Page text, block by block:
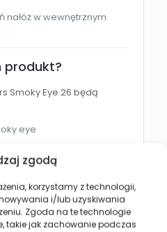
zgodą
korzystamy z technologii,
i/lub uzyskiwania
Zgoda na te technologie
takie jak zachowanie podczas
nałóż w wewnętrznym
produkt?
Smoky Eye 26 będą
eye
cieni do powiek
kolorów
i optycznie powiększyć